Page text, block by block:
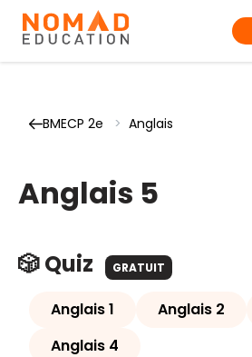
BMECP 2e > Anglais
Anglais 5
🎲 Quiz GRATUIT
Anglais 1 Anglais 2
Anglais 4